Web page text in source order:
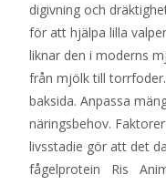
digivning och
för att hjälpa lilla
liknar den i moderns
från mjölk till
baksida. Anpassa
näringsbehov.
livsstadie gör att det
fågelprotein Ris